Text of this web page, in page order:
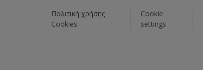
Πολιτική χρήσης
Cookies
Cookie
settings